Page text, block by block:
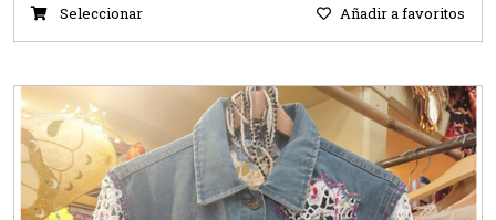
Seleccionar Añadir a favoritos